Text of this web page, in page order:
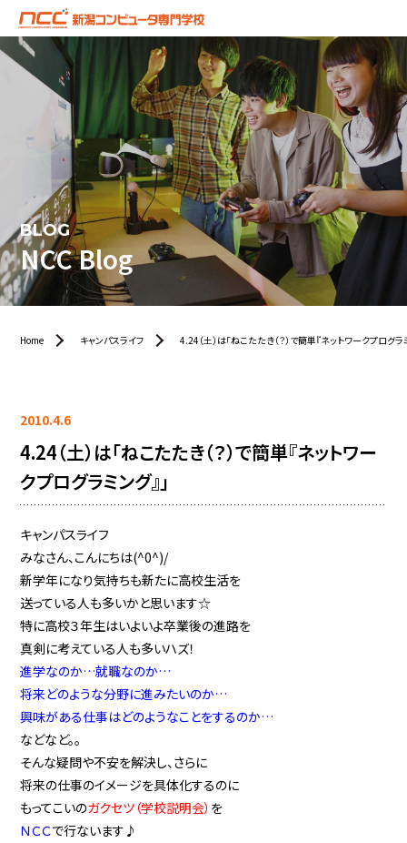
BLOG
NCC Blog
Home キャンパスライフ 4.24（土）は「ねこたたき（？）で簡単『ネットワークプログラ
2010.4.6
4.24（土）は「ねこたたき（？）で簡単『ネットワー
クプログラミング』」
キャンパスライフ
みなさん、こんにちは(^0^)/
新学年になり気持ちも新たに高校生活を
送っている人も多いかと思います☆
特に高校３年生はいよいよ卒業後の進路を
真剣に考えている人も多いハズ！
進学なのか…就職なのか…
将来どのような分野に進みたいのか…
興味がある仕事はどのようなことをするのか…
などなど。。
そんな疑問や不安を解決し、さらに
将来の仕事のイメージを具体化するのに
もってこいのガクセツ（学校説明会） を
ＮＣＣで行ないます♪